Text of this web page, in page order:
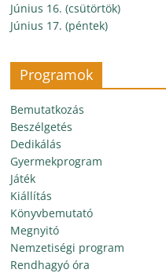
Június 16. (csütörtök)
Június 17. (péntek)
Programok
Bemutatkozás
Beszélgetés
Dedikálás
Gyermekprogram
Játék
Kiállítás
Könyvbemutató
Megnyitó
Nemzetiségi program
Rendhagyó óra